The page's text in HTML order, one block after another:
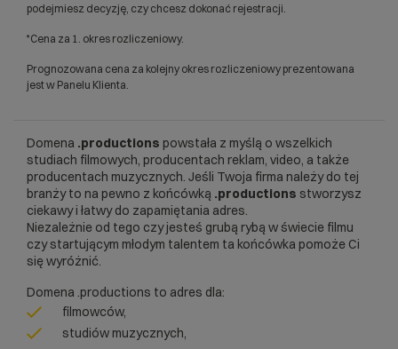
podejmiesz decyzję, czy chcesz dokonać rejestracji.
*Cena za 1. okres rozliczeniowy.
Prognozowana cena za kolejny okres rozliczeniowy prezentowana
jest w Panelu Klienta.
Domena .productions powstała z myślą o wszelkich
studiach filmowych, producentach reklam, video, a także
producentach muzycznych. Jeśli Twoja firma należy do tej
branży to na pewno z końcówką .productions stworzysz
ciekawy i łatwy do zapamiętania adres.
Niezależnie od tego czy jesteś grubą rybą w świecie filmu
czy startującym młodym talentem ta końcówka pomoże Ci
się wyróżnić.
Domena .productions to adres dla:
filmowców,
studiów muzycznych,